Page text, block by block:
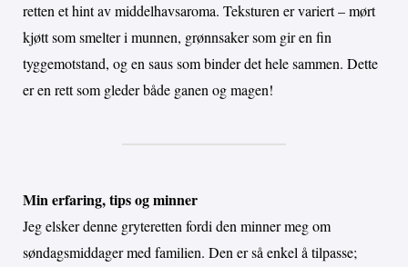
retten et hint av middelhavsaroma. Teksturen er variert – mørt
kjøtt som smelter i munnen, grønnsaker som gir en fin
tyggemotstand, og en saus som binder det hele sammen. Dette
er en rett som gleder både ganen og magen!
Min erfaring, tips og minner
Jeg elsker denne gryteretten fordi den minner meg om
søndagsmiddager med familien. Den er så enkel å tilpasse;